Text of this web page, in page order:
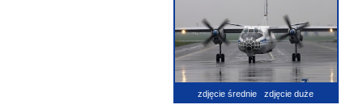
zdjęcie średnie zdjęcie duże